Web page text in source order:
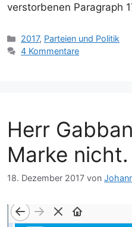
verstorbenen Paragraph
Kategorien
2017, Parteien und Politik
4 Kommentare
Herr
Marke nicht.
18. Dezember 2017 von